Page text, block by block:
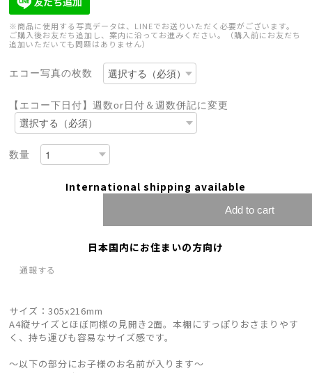
※商品に使用する写真データは、LINEでお送りいただく必要がございます。
ご購入後お友だち追加し、案内に沿ってお進みください。（購入前にお友だち
追加いただいても問題はありません）
エコー写真の枚数
【エコー下日付】週数or日付＆週数併記に変更
数量
International shipping available
Add to cart
日本国内にお住まいの方向け
通報する
サイズ：305x216mm
A4縦サイズとほぼ同様の見開き2面。本棚にすっぽりおさまりやす
く、持ち運びも容易なサイズ感です。
〜以下の部分にお子様のお名前が入ります〜